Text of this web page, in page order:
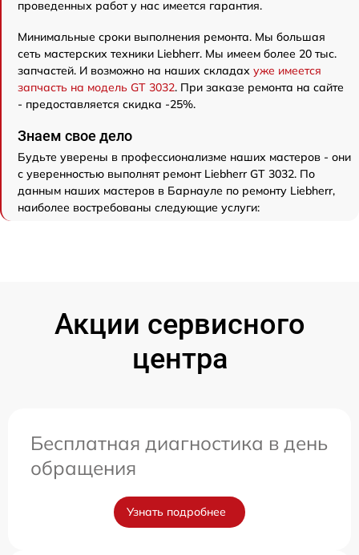
проведенных работ у нас имеется гарантия.
Минимальные сроки выполнения ремонта. Мы большая
сеть мастерских техники Liebherr. Мы имеем более 20 тыс.
запчастей. И возможно на наших складах уже имеется
запчасть на модель GT 3032. При заказе ремонта на сайте
- предоставляется скидка -25%.
Знаем свое дело
Будьте уверены в профессионализме наших мастеров - они
с уверенностью выполнят ремонт Liebherr GT 3032. По
данным наших мастеров в Барнауле по ремонту Liebherr,
наиболее востребованы следующие услуги:
Акции сервисного
центра
Бесплатная диагностика в день
обращения
Узнать подробнее